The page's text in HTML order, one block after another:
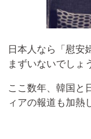
日本人なら「慰安
まずいないでしょ
ここ数年、韓国と
ィアの報道も加熱